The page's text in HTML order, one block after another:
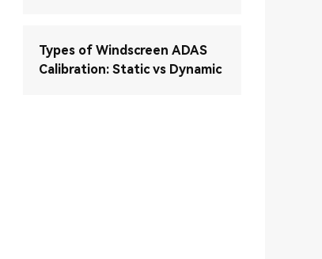
Types of Windscreen ADAS
Calibration: Static vs Dynamic